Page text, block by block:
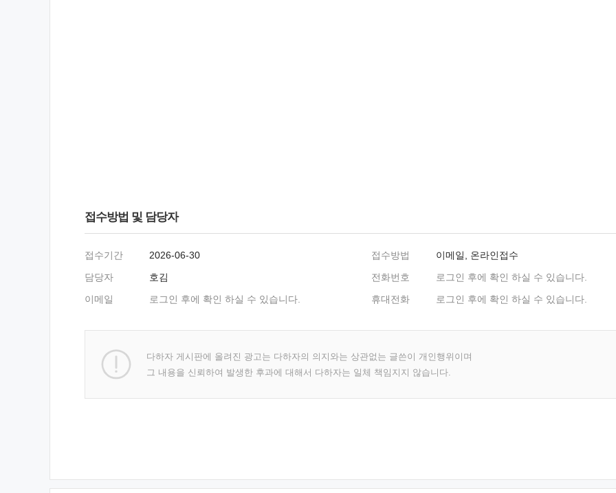
접수방법 및 담당자
접수기간
2026-06-30
담당자
호김
이메일
로그인 후에 확인 하실 수 있습니다.
접수방법
이메일, 온라인접수
전화번호
로그인 후에 확인 하실 수 있습니다.
휴대전화
로그인 후에 확인 하실 수 있습니다.
다하자 게시판에 올려진 광고는 다하자의 의지와는 상관없는 글쓴이 개인행위이며
그 내용을 신뢰하여 발생한 후과에 대해서 다하자는 일체 책임지지 않습니다.